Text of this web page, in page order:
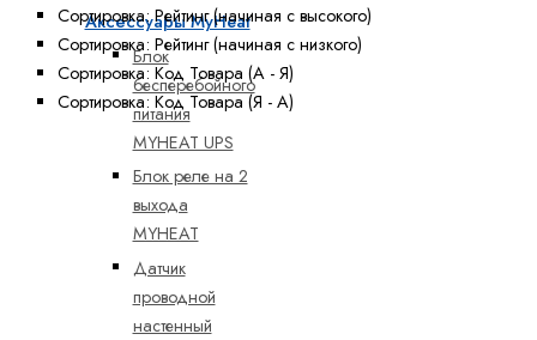
Аксессуары MyHeat
Блок
бесперебойного
питания
MYHEAT UPS
Блок реле на 2
выхода
MYHEAT
Датчик
проводной
настенный
Сортировка: Рейтинг (начиная с высокого)
Сортировка: Рейтинг (начиная с низкого)
Сортировка: Код Товара (А - Я)
Сортировка: Код Товара (Я - А)